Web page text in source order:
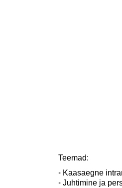
Teemad:
Kaasaegne
Juhtimine ja